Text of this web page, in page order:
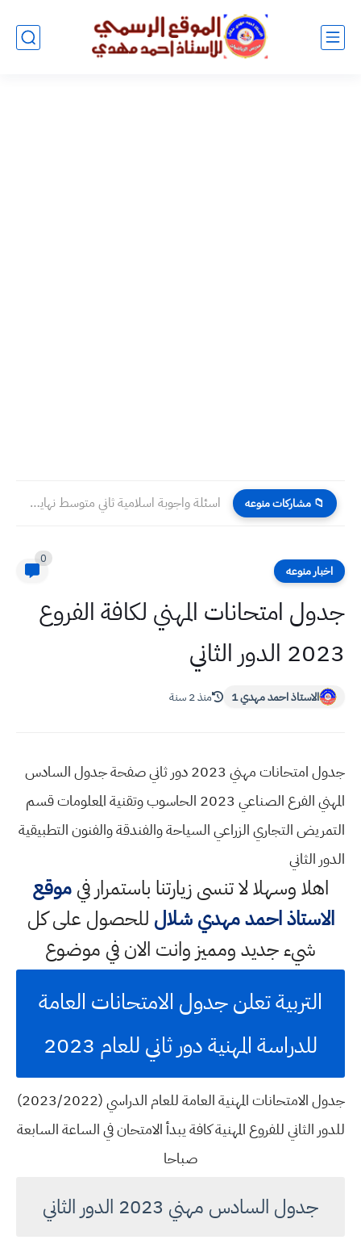
📁 مشاركات منوعه اسئلة واجوبة اسلامية ثاني متوسط نهاية السنة 2023
اخبار منوعه
0
جدول امتحانات المهني لكافة الفروع
2023 الدور الثاني
الاستاذ احمد مهدي 1 منذ 2 سنة
جدول امتحانات مهني 2023 دور ثاني صفحة جدول السادس
المهني الفرع الصناعي 2023 الحاسوب وتقنية المعلومات قسم
التمريض التجاري الزراعي السياحة والفندقة والفنون التطبيقية
الدور الثاني
اهلا وسهلالا تنسى زيارتنا باستمرار فيموقع
الاستاذ احمد مهدي شلال للحصول على كل
شيء جديد ومميز وانت الان في موضوع
التربية تعلن جدول الامتحانات العامة
للدراسة المهنية دور ثاني للعام 2023
جدول الامتحانات المهنية العامة للعام الدراسي (2023/2022)
للدور الثاني للفروع المهنية كافة يبدأ الامتحان في الساعة السابعة
صباحا
جدول السادس مهني 2023 الدور الثاني